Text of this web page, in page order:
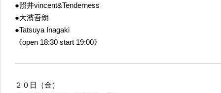
●照井vincent&Tenderness
●大濱吾朗
●Tatsuya Inagaki
《open 18:30 start 19:00》
２０日（金）